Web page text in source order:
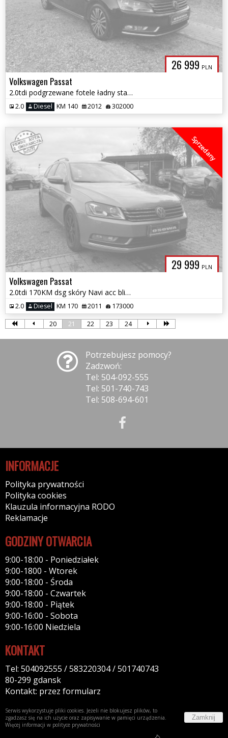
26 999 PLN
Volkswagen Passat
2.0tdi podgrzewane fotele ładny stan zadbany zamiana 1.r .gwarancji
2.0 Diesel KM 140 2012 302000
29 999 PLN
Sprzedany
Volkswagen Passat
2.0tdi 170KM dsg skóry Navi acc blis el.klapa max wersja 173tys km gwa
2.0 Diesel KM 170 2011 173000
20 21 22 23 24
Potrzebujesz pomocy?
Zadzwoń:
Tel: 504-092-555
Tel: 501-740-743
Tel: 508-694-601
INFORMACJE
Polityka prywatności
Polityka cookies
Klauzula informacyjna RODO
Reklamacje
GODZINY OTWARCIA
9:00-18:00 - Poniedziałek
9:00-1800 - Wtorek
9:00-18:00 - Środa
9:00-18:00 - Czwartek
9:00-18:00 - Piątek
9:00-16:00 - Sobota
9:00-16:00 Niedziela
KONTAKT
Tel: 504092555 / 583220304 / 501740743
80-299 gdansk
Kontakt: przez formularz
Serwis wykorzystuje pliki cookies. Jeżeli nie blokujesz plików, to
zgadzasz się na ich użycie oraz zapisywanie w pamięci urządzenia.
Więcej informacji w polityce prywatności
Zamknij